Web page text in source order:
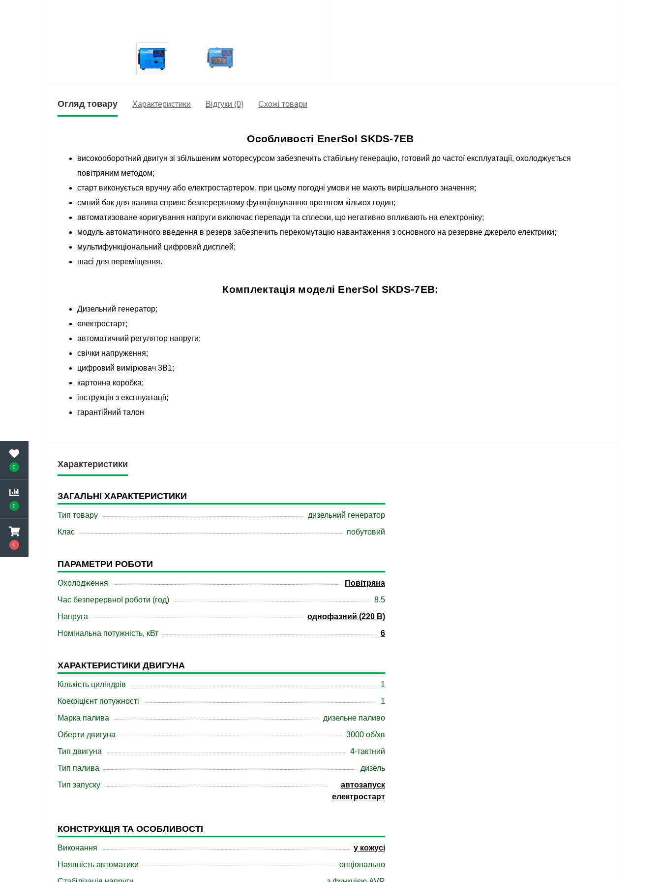
0
0
0
Огляд товару Характеристики Відгуки (0) Схожі товари
Особливості EnerSol SKDS-7EB
високооборотний двигун зі збільшеним моторесурсом забезпечить стабільну генерацію, готовий до частої експлуатації, охолоджується
повітряним методом;
старт виконується вручну або електростартером, при цьому погодні умови не мають вирішального значення;
ємний бак для палива сприяє безперервному функціонуванню протягом кількох годин;
автоматизоване коригування напруги виключає перепади та сплески, що негативно впливають на електроніку;
модуль автоматичного введення в резерв забезпечить перекомутацію навантаження з основного на резервне джерело електрики;
мультифункціональний цифровий дисплей;
шасі для переміщення.
Комплектація моделі EnerSol SKDS-7EB:
Дизельний генератор;
електростарт;
автоматичний регулятор напруги;
свічки напруження;
цифровий вимірювач 3В1;
картонна коробка;
інструкція з експлуатації;
гарантійний талон
Характеристики
ЗАГАЛЬНІ ХАРАКТЕРИСТИКИ
Тип товару
дизельний генератор
Клас
побутовий
ПАРАМЕТРИ РОБОТИ
Охолодження
Повітряна
Час безперервної роботи (год)
8.5
Напруга
однофазний (220 В)
Номінальна потужність, кВт
6
ХАРАКТЕРИСТИКИ ДВИГУНА
Кількість циліндрів
1
Коефіцієнт потужності
1
Марка палива
дизельне паливо
Оберти двигуна
3000 об/хв
Тип двигуна
4-тактний
Тип палива
дизель
Тип запуску
автозапуск
електростарт
КОНСТРУКЦІЯ ТА ОСОБЛИВОСТІ
Виконання
у кожусі
Наявність автоматики
опціонально